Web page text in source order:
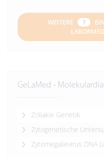
WEITERE 7
GeLaMed -
Zöliakie Genetik
Zytogenetische
Zytomegalievirus DNA